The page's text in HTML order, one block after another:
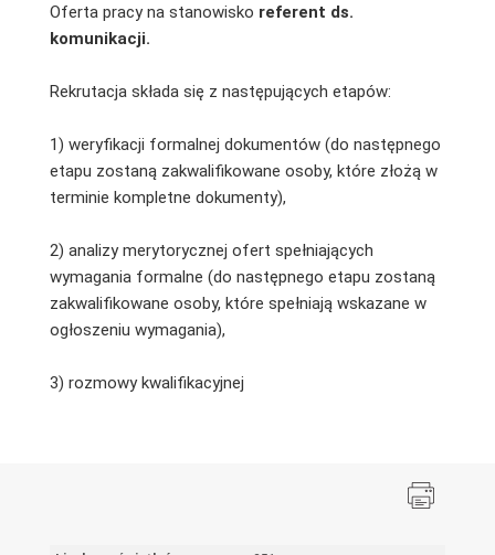
Oferta pracy na stanowisko referent ds.
komunikacji.
Rekrutacja składa się z następujących etapów:
1) weryfikacji formalnej dokumentów (do następnego
etapu zostaną zakwalifikowane osoby, które złożą w
terminie kompletne dokumenty),
2) analizy merytorycznej ofert spełniających
wymagania formalne (do następnego etapu zostaną
zakwalifikowane osoby, które spełniają wskazane w
ogłoszeniu wymagania),
3) rozmowy kwalifikacyjnej